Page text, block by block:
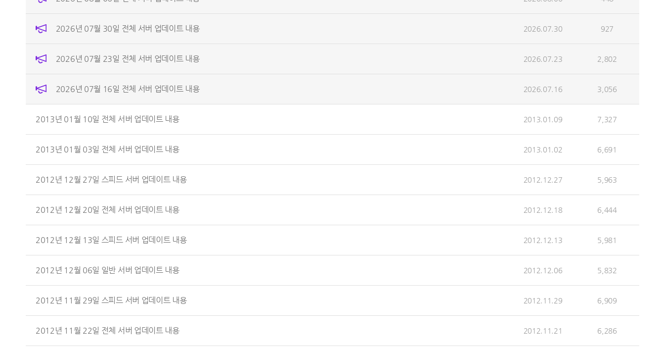
2026년 07월 30일 전체 서버 업데이트 내용 2026.07.30 927
2026년 07월 23일 전체 서버 업데이트 내용 2026.07.23 2,802
2026년 07월 16일 전체 서버 업데이트 내용 2026.07.16 3,056
2013년 01월 10일 전체 서버 업데이트 내용 2013.01.09 7,327
2013년 01월 03일 전체 서버 업데이트 내용 2013.01.02 6,691
2012년 12월 27일 스피드 서버 업데이트 내용 2012.12.27 5,963
2012년 12월 20일 전체 서버 업데이트 내용 2012.12.18 6,444
2012년 12월 13일 스피드 서버 업데이트 내용 2012.12.13 5,981
2012년 12월 06일 일반 서버 업데이트 내용 2012.12.06 5,832
2012년 11월 29일 스피드 서버 업데이트 내용 2012.11.29 6,909
2012년 11월 22일 전체 서버 업데이트 내용 2012.11.21 6,286